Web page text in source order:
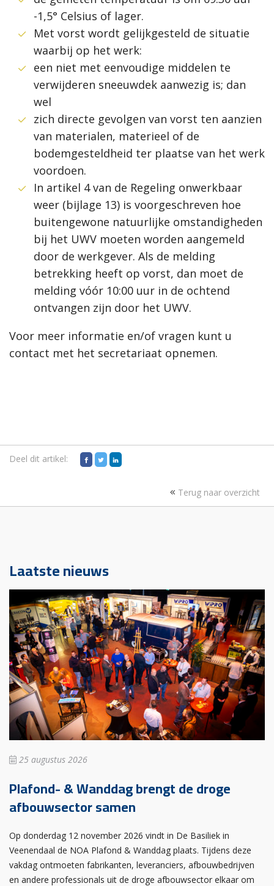
-1,5° Celsius of lager.
Met vorst wordt gelijkgesteld de situatie
waarbij op het werk:
een niet met eenvoudige middelen te
verwijderen sneeuwdek aanwezig is; dan
wel
zich directe gevolgen van vorst ten aanzien
van materialen, materieel of de
bodemgesteldheid ter plaatse van het werk
voordoen.
In artikel 4 van de Regeling onwerkbaar
weer (bijlage 13) is voorgeschreven hoe
buitengewone natuurlijke omstandigheden
bij het UWV moeten worden aangemeld
door de werkgever. Als de melding
betrekking heeft op vorst, dan moet de
melding vóór 10:00 uur in de ochtend
ontvangen zijn door het UWV.
Voor meer informatie en/of vragen kunt u
contact met het secretariaat opnemen.
Deel dit artikel:
Terug naar overzicht
Laatste nieuws
25 augustus 2026
Plafond- & Wanddag brengt de droge
afbouwsector samen
Op donderdag 12 november 2026 vindt in De Basiliek in
Veenendaal de NOA Plafond & Wanddag plaats. Tijdens deze
vakdag ontmoeten fabrikanten, leveranciers, afbouwbedrijven
en andere professionals uit de droge afbouwsector elkaar om